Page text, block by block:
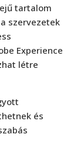
tartalom
szervezetek
Experience
létre
és